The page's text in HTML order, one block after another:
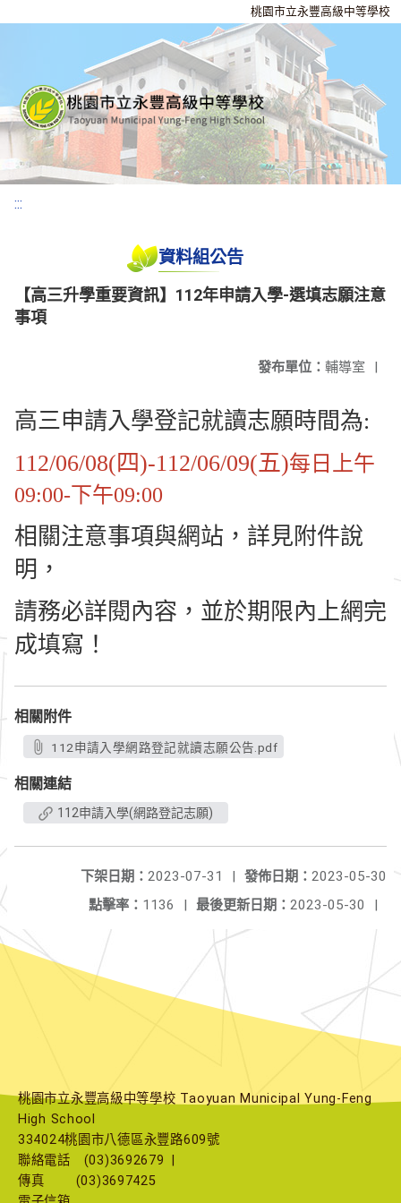
桃園市立永豐高級中等學校
:::
資料組公告
【高三升學重要資訊】112年申請入學-選填志願注意
事項
發布單位： 輔導室 |
高三申請入學登記就讀志願時間為:
112/06/08(四)-112/06/09(五)每日上午
09:00-下午09:00
相關注意事項與網站，詳見附件說
明，
請務必詳閱內容，並於期限內上網完
成填寫！
相關附件
112申請入學網路登記就讀志願公告.pdf
相關連結
112申請入學(網路登記志願)
發佈日期： 2023-05-30
下架日期： 2023-07-31
|
最後更新日期： 2023-05-30 |
點擊率： 1136 |
桃園市立永豐高級中等學校 Taoyuan Municipal Yung-Feng
High School
334024桃園市八德區永豐路609號
聯絡電話
(03)3692679
傳真
(03)3697425